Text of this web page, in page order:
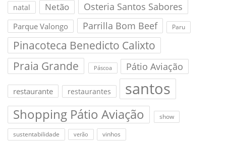
natal Netão Osteria Santos Sabores
Parque Valongo Parrilla Bom Beef Paru
Pinacoteca Benedicto Calixto
Praia Grande
Páscoa Pátio Aviação
restaurante restaurantes santos
Shopping Pátio Aviação show
sustentabilidade verão vinhos